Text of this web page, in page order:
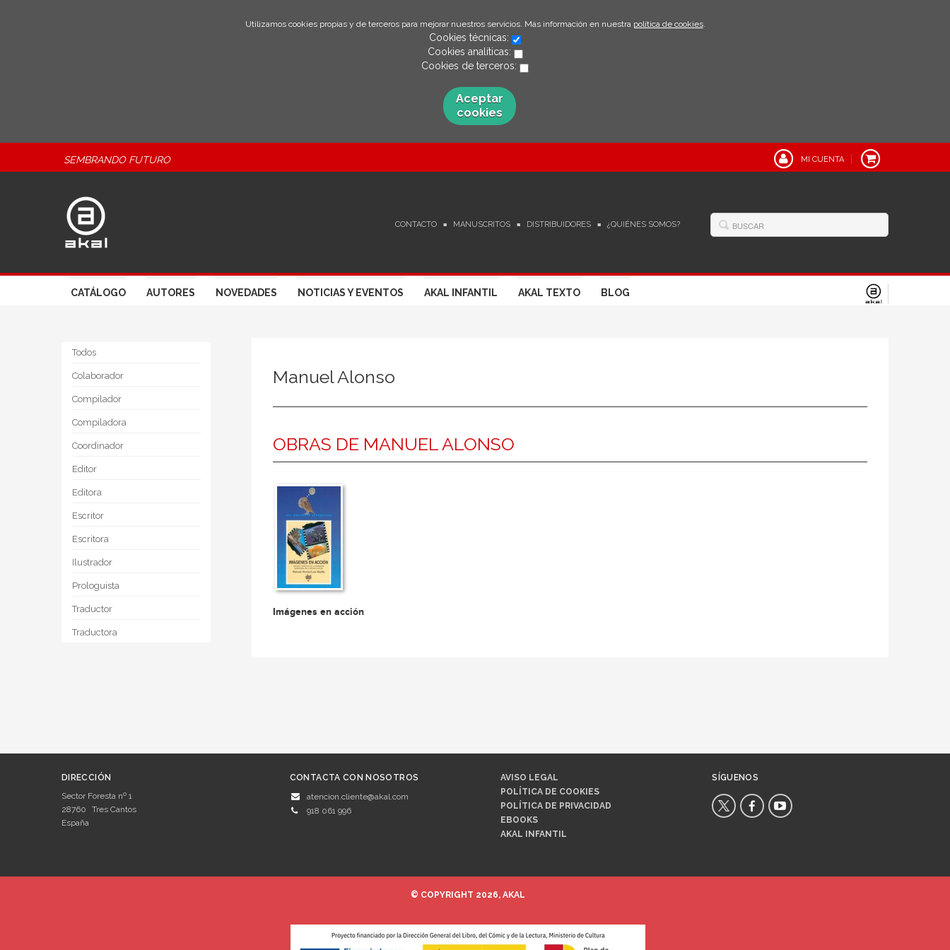
Utilizamos cookies propias y de terceros para mejorar nuestros servicios. Más información en nuestra política de cookies.
Cookies técnicas:
Cookies analíticas:
Cookies de terceros:
Aceptar
cookies
SEMBRANDO FUTURO MI CUENTA
CONTACTO MANUSCRITOS DISTRIBUIDORES ¿QUIÉNES SOMOS?
CATÁLOGO AUTORES NOVEDADES NOTICIAS Y EVENTOS AKAL INFANTIL AKAL TEXTO BLOG
Todos
Colaborador
Compilador
Compiladora
Coordinador
Editor
Editora
Escritor
Escritora
Ilustrador
Prologuista
Traductor
Traductora
Manuel Alonso
OBRAS DE MANUEL ALONSO
Imágenes en acción
DIRECCIÓN
Sector Foresta nº 1
28760
Tres Cantos
España
CONTACTA CON NOSOTROS
atencion.cliente@akal.com
918 061 996
AVISO LEGAL
POLÍTICA DE COOKIES
POLÍTICA DE PRIVACIDAD
EBOOKS
AKAL INFANTIL
SÍGUENOS
© COPYRIGHT 2026, AKAL